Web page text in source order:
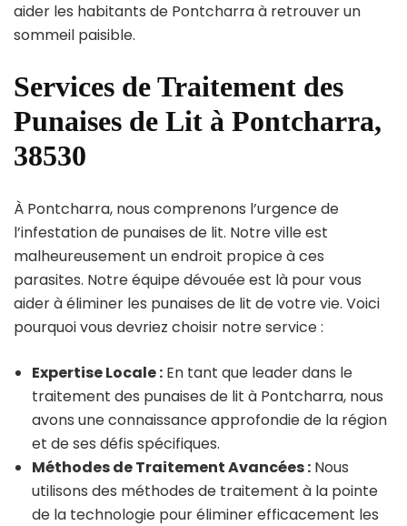
aider les habitants de Pontcharra à retrouver un
sommeil paisible.
Services de Traitement des
Punaises de Lit à Pontcharra,
38530
À Pontcharra, nous comprenons l’urgence de
l’infestation de punaises de lit. Notre ville est
malheureusement un endroit propice à ces
parasites. Notre équipe dévouée est là pour vous
aider à éliminer les punaises de lit de votre vie. Voici
pourquoi vous devriez choisir notre service :
Expertise Locale : En tant que leader dans le
traitement des punaises de lit à Pontcharra, nous
avons une connaissance approfondie de la région
et de ses défis spécifiques.
Méthodes de Traitement Avancées : Nous
utilisons des méthodes de traitement à la pointe
de la technologie pour éliminer efficacement les